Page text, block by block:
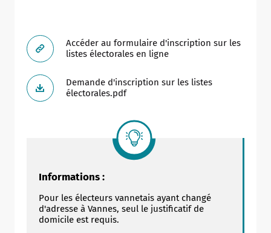
Accéder au formulaire d'inscription sur les
listes électorales en ligne
Demande d'inscription sur les listes
électorales.pdf
Informations :
Pour les électeurs vannetais ayant changé
d'adresse à Vannes, seul le justificatif de
domicile est requis.